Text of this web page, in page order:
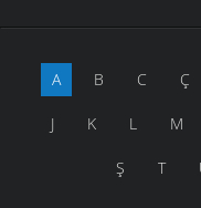
A B C Ç
J K L M
Ş T